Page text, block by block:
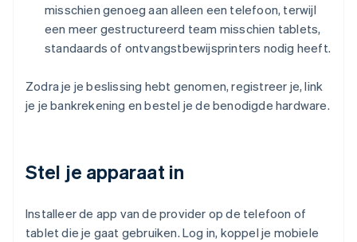
misschien genoeg aan alleen een telefoon, terwijl
een meer gestructureerd team misschien tablets,
standaards of ontvangstbewijsprinters nodig heeft.
Zodra je je beslissing hebt genomen, registreer je, link
je je bankrekening en bestel je de benodigde hardware.
Stel je apparaat in
Installeer de app van de provider op de telefoon of
tablet die je gaat gebruiken. Log in, koppel je mobiele